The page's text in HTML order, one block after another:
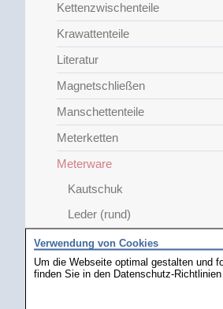
Kettenzwischenteile
Krawattenteile
Literatur
Magnetschließen
Manschettenteile
Meterketten
Meterware
Kautschuk
Leder (rund)
Leder (geflochten)
Leder (Metallic)
Verwendung von Cookies
Um die Webseite optimal gestalten und
finden Sie in den Datenschutz-Richtlinien